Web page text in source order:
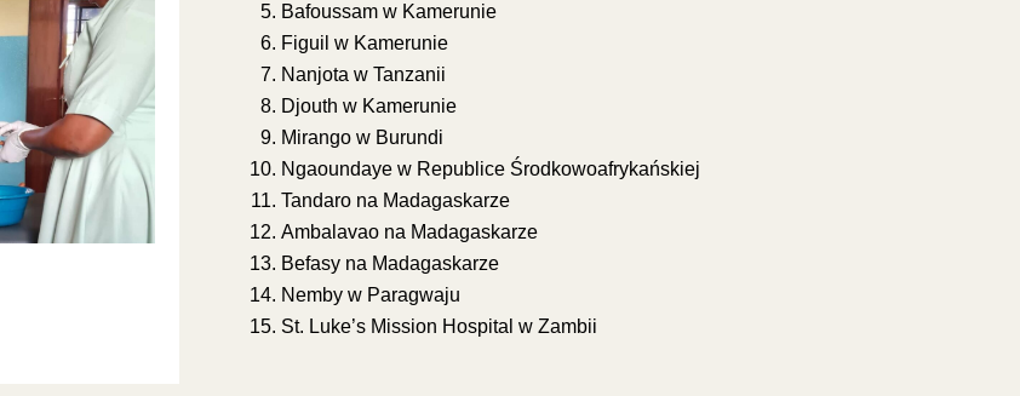
Bafoussam w Kamerunie
Figuil w Kamerunie
Nanjota w Tanzanii
Djouth w Kamerunie
Mirango w Burundi
Ngaoundaye w Republice Środkowoafrykańskiej
Tandaro na Madagaskarze
Ambalavao na Madagaskarze
Befasy na Madagaskarze
Nemby w Paragwaju
St. Luke’s Mission Hospital w Zambii